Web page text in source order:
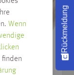
Wenn
finden
Rückmeldung